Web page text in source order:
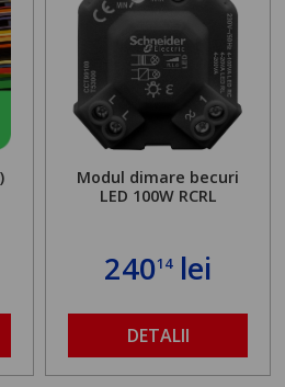
Modul dimare becuri
LED 100W RCRL
24014lei
DETALII